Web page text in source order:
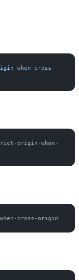
when-cross-
origin-when-
cross-origin